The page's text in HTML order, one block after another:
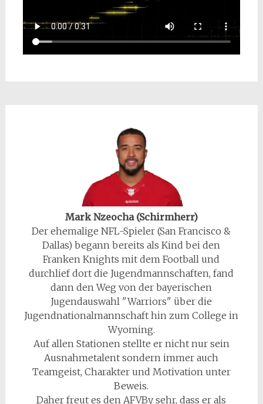
Mark Nzeocha (Schirmherr)
Der ehemalige NFL-Spieler (San Francisco &
Dallas) begann bereits als Kind bei den
Franken Knights mit dem Football und
durchlief dort die Jugendmannschaften, fand
dann den Weg von der bayerischen
Jugendauswahl "Warriors" über die
Jugendnationalmannschaft hin zum College in
Wyoming.
Auf allen Stationen stellte er nicht nur sein
Ausnahmetalent sondern immer auch
Teamgeist, Charakter und Motivation unter
Beweis.
Daher freut es den AFVBy sehr, dass er als